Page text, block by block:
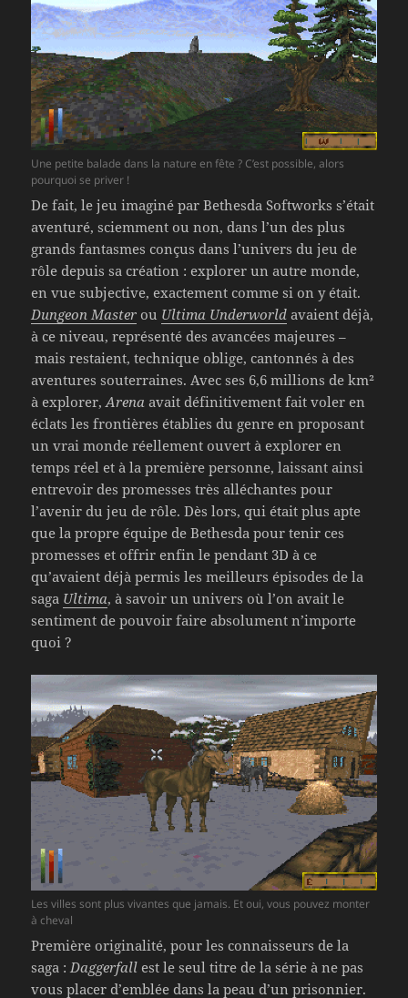
Une petite balade dans la nature en fête ? C’est possible, alors
pourquoi se priver !
De fait, le jeu imaginé par Bethesda Softworks s’était
aventuré, sciemment ou non, dans l’un des plus
grands fantasmes conçus dans l’univers du jeu de
rôle depuis sa création : explorer un autre monde,
en vue subjective, exactement comme si on y était.
Dungeon Master ou Ultima Underworld avaient déjà,
à ce niveau, représenté des avancées majeures –
mais restaient, technique oblige, cantonnés à des
aventures souterraines. Avec ses 6,6 millions de km²
à explorer,Arena avait définitivement fait voler en
éclats les frontières établies du genre en proposant
un vrai monde réellement ouvert à explorer en
temps réel et à la première personne, laissant ainsi
entrevoir des promesses très alléchantes pour
l’avenir du jeu de rôle. Dès lors, qui était plus apte
que la propre équipe de Bethesda pour tenir ces
promesses et offrir enfin le pendant 3D à ce
qu’avaient déjà permis les meilleurs épisodes de la
saga Ultima, à savoir un univers où l’on avait le
sentiment de pouvoir faire absolument n’importe
quoi ?
Les villes sont plus vivantes que jamais. Et oui, vous pouvez monter
à cheval
Première originalité, pour les connaisseurs de la
saga :Daggerfall est le seul titre de la série à ne pas
vous placer d’emblée dans la peau d’un prisonnier.